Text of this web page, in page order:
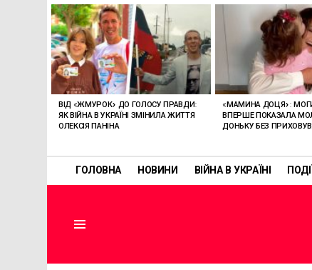
ГОЛОВНА НОВИНИ ВІЙНА В УКРАЇНІ
ОСТАННІ
СТАТТІ
ВІД «ЖМУРОК» ДО ГОЛОСУ ПРАВДИ:
ЯК ВІЙНА В УКРАЇНІ ЗМІНИЛА ЖИТТЯ
ОЛЕКСІЯ ПАНІНА
«МАМИНА ДОЦЯ»:
ВПЕРШЕ ПОКАЗАЛА
ДОНЬКУ БЕЗ